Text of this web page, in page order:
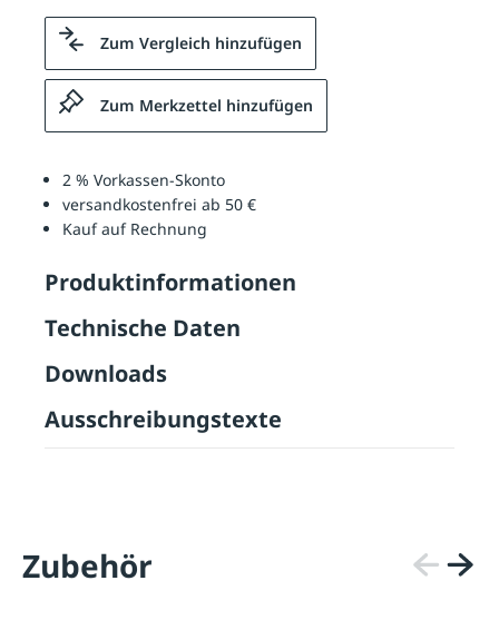
Zum Vergleich hinzufügen
Zum Merkzettel hinzufügen
2 % Vorkassen-Skonto
versandkostenfrei ab 50 €
Kauf auf Rechnung
Produktinformationen
Technische Daten
Downloads
Ausschreibungstexte
Zubehör